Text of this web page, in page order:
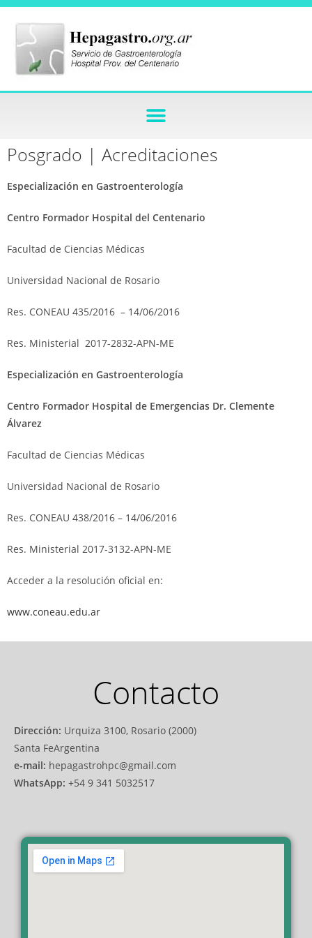
Posgrado | Acreditaciones
Especialización en Gastroenterología
Centro Formador Hospital del Centenario
Facultad de Ciencias Médicas
Universidad Nacional de Rosario
Res. CONEAU 435/2016 – 14/06/2016
Res. Ministerial 2017-2832-APN-ME
Especialización en Gastroenterología
Centro Formador Hospital de Emergencias Dr. Clemente
Álvarez
Facultad de Ciencias Médicas
Universidad Nacional de Rosario
Res. CONEAU 438/2016 – 14/06/2016
Res. Ministerial 2017-3132-APN-ME
Acceder a la resolución oficial en:
www.coneau.edu.ar
Contacto
Dirección: Urquiza 3100, Rosario (2000)
Santa FeArgentina
e-mail: hepagastrohpc@gmail.com
WhatsApp: +54 9 341 5032517